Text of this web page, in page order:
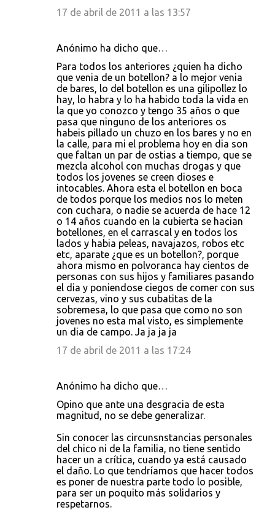
17 de abril de 2011 a las 13:57
Anónimo ha dicho que…
Para todos los anteriores ¿quien ha dicho
que venia de un botellon? a lo mejor venia
de bares, lo del botellon es una gilipollez lo
hay, lo habra y lo ha habido toda la vida en
la que yo conozco y tengo 35 años o que
pasa que ninguno de los anteriores os
habeis pillado un chuzo en los bares y no en
la calle, para mi el problema hoy en dia son
que faltan un par de ostias a tiempo, que se
mezcla alcohol con muchas drogas y que
todos los jovenes se creen dioses e
intocables. Ahora esta el botellon en boca
de todos porque los medios nos lo meten
con cuchara, o nadie se acuerda de hace 12
o 14 años cuando en la cubierta se hacian
botellones, en el carrascal y en todos los
lados y habia peleas, navajazos, robos etc
etc, aparate ¿que es un botellon?, porque
ahora mismo en polvoranca hay cientos de
personas con sus hijos y familiares pasando
el dia y poniendose ciegos de comer con sus
cervezas, vino y sus cubatitas de la
sobremesa, lo que pasa que como no son
jovenes no esta mal visto, es simplemente
un dia de campo. Ja ja ja ja
17 de abril de 2011 a las 17:24
Anónimo ha dicho que…
Opino que ante una desgracia de esta
magnitud, no se debe generalizar.
Sin conocer las circunsnstancias personales
del chico ni de la familia, no tiene sentido
hacer un a crítica, cuando ya está causado
el daño. Lo que tendríamos que hacer todos
es poner de nuestra parte todo lo posible,
para ser un poquito más solidarios y
respetarnos.